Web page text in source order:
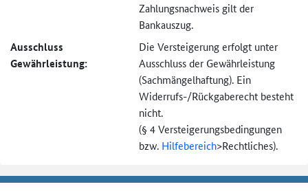
Zahlungsnachweis gilt der
Bankauszug.
Ausschluss
Gewährleistung:
Die Versteigerung erfolgt unter
Ausschluss der Gewährleistung
(Sachmängel­haftung). Ein
Widerrufs-/Rückgaberecht besteht
nicht.
(§ 4 Versteigerungs­bedingungen
bzw. Hilfebereich>Rechtliches).